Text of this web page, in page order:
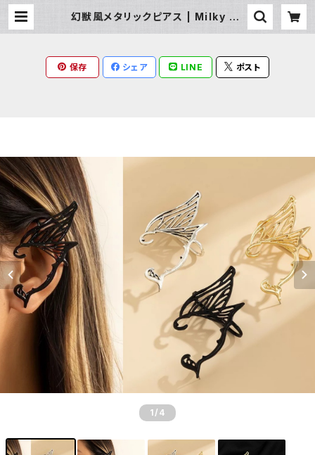
幻獣風メタリックピアス | Milky Ra
保存 シェア LINE ポスト
1 /4